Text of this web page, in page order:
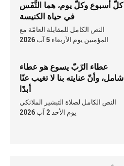
كلّ أسبوع وكلّ يوم، هما النَّفَس
في حياة الكنيسة
النص الكامل للمقابلة العامّة مع
المؤمنين يوم الأربعاء 5 آب 2026
عطاء الرّبّ يسوع هو عطاء
شامل، وأنّ عنايته بنا لا تغيب عنّا
أبدًا
النص الكامل لصلاة التبشير الملائكي
يوم الأحد 2 آب 2026